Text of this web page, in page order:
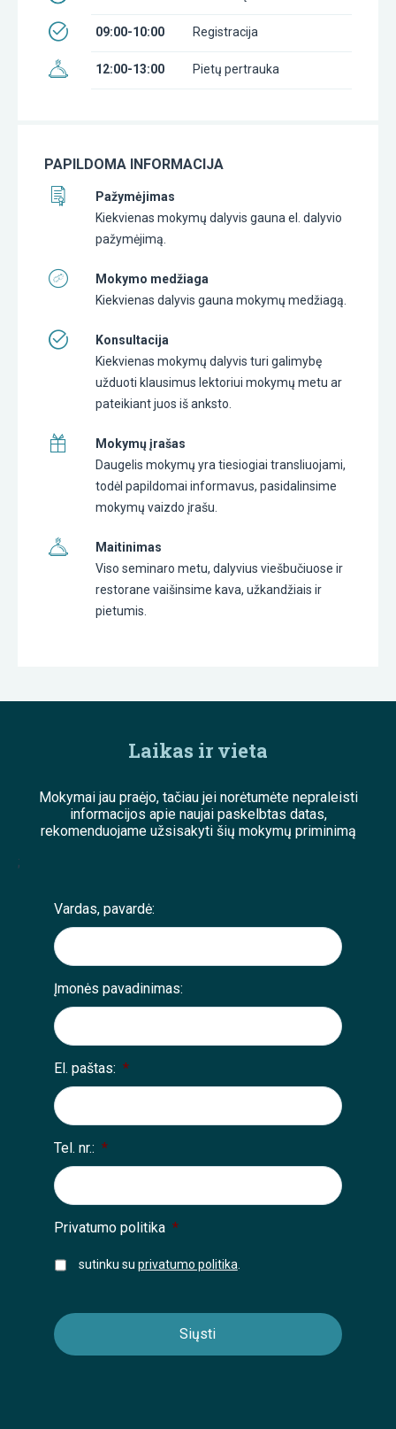
09:00-10:00 Registracija
12:00-13:00 Pietų pertrauka
PAPILDOMA INFORMACIJA
Pažymėjimas
Kiekvienas mokymų dalyvis gauna el. dalyvio
pažymėjimą.
Mokymo medžiaga
Kiekvienas dalyvis gauna mokymų medžiagą.
Konsultacija
Kiekvienas mokymų dalyvis turi galimybę
užduoti klausimus lektoriui mokymų metu ar
pateikiant juos iš anksto.
Mokymų įrašas
Daugelis mokymų yra tiesiogiai transliuojami,
todėl papildomai informavus, pasidalinsime
mokymų vaizdo įrašu.
Maitinimas
Viso seminaro metu, dalyvius viešbučiuose ir
restorane vaišinsime kava, užkandžiais ir
pietumis.
Laikas ir vieta
Mokymai jau praėjo, tačiau jei norėtumėte nepraleisti
informacijos apie naujai paskelbtas datas,
rekomenduojame užsisakyti šių mokymų priminimą
;
Vardas, pavardė:
Įmonės pavadinimas:
El. paštas: *
Tel. nr.: *
Privatumo politika *
sutinku su privatumo politika.